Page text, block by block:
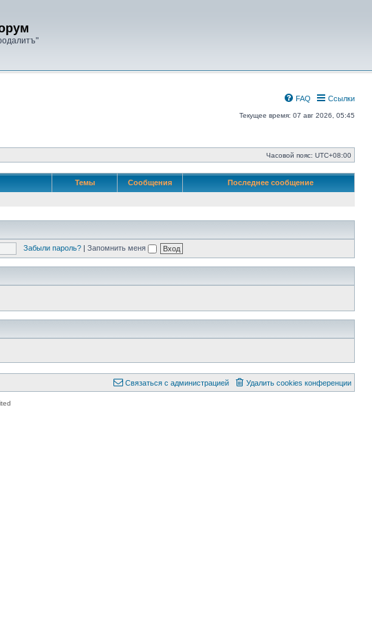
Ссылки
FAQ
Текущее время: 07 авг 2026, 05:45
Часовой пояс: UTC+08:00
Темы Сообщения Последнее сообщение
Забыли пароль? | Запомнить меня
Удалить cookies конференции
Связаться с администрацией